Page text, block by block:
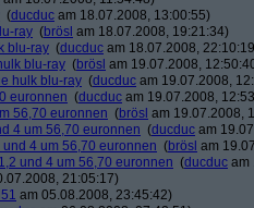
(ducduc am 18.07.2008, 13:00:55)
ray (brösl am 18.07.2008, 19:21:34)
blu-ray (ducduc am 18.07.2008,
blu-ray (brösl am 19.07.2008,
hulk blu-ray (ducduc am 19.07.2008,
euronnen (ducduc am 19.07.2008,
56,70 euronnen (brösl am 19.07.2008,
4 um 56,70 euronnen (ducduc am
4 um 56,70 euronnen (brösl am
und 4 um 56,70 euronnen (ducduc am
21:05:17)
am 05.08.2008, 23:45:42)